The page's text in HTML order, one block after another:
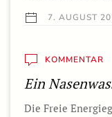
7. AUGUST
KOMMENTAR
Ein
Die Freie